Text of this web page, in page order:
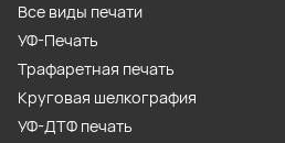
Все виды печати
УФ-Печать
Трафаретная печать
Круговая шелкография
УФ-ДТФ печать